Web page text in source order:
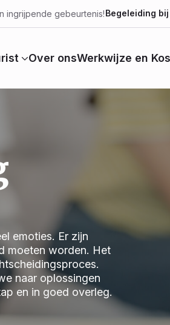
ingrijpende gebeurtenis!Begeleiding
Over onsWerkwijze en
emoties. Er zijn
moeten worden. Het
naar oplossingen
en in goed overleg.